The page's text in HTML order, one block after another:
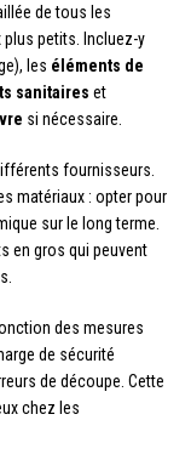
de tous les
petits. Incluez-y
les éléments de
sanitaires et
si nécessaire.
fournisseurs.
matériaux : opter pour
sur le long terme.
en gros qui peuvent
des mesures
de sécurité
de découpe. Cette
chez les